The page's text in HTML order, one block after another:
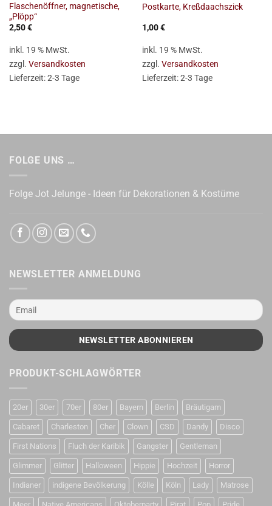
Flaschenöffner, magnetische,
„Plöpp“
2,50€
inkl. 19 % MwSt.
zzgl. Versandkosten
Lieferzeit:2-3 Tage
Postkarte, Kreßdaachszick
1,00€
inkl. 19 % MwSt.
zzgl. Versandkosten
Lieferzeit:2-3 Tage
FOLGE UNS …
Folge Jot Jelunge - Ideen für Dekorationen & Kostüme
NEWSLETTER ANMELDUNG
PRODUKT-SCHLAGWÖRTER
20er 30er 70er 80er Bayern Berlin Bräutigam
Cabaret Charleston Cher Clown CSD Dandy Disco
First Nations Fluch der Karibik Gangster Gentleman
Glimmer Glitter Halloween Hippie Hochzeit Horror
Indianer indigene Bevölkerung Kölle Köln Lady Matrose